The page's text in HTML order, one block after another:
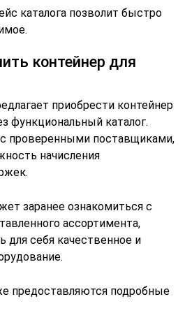
каталога позволит быстро
контейнер для
приобрести контейнер
функциональный каталог.
проверенными поставщиками,
начисления
заранее ознакомиться с
ассортимента,
себя качественное и
предоставляются подробные